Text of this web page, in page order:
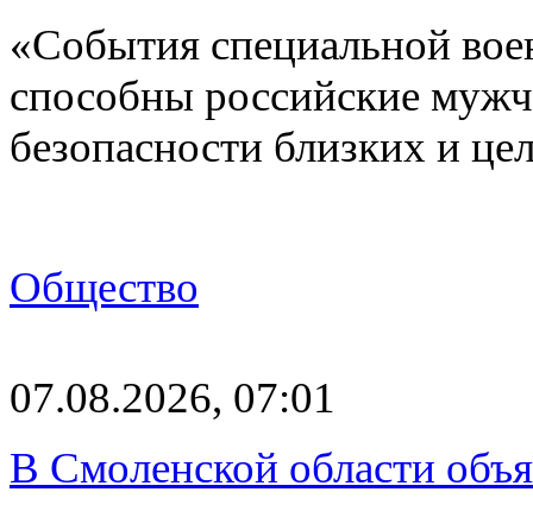
«События специальной
способны российские
безопасности близких и
Общество
07.08.2026, 07:01
В Смоленской области